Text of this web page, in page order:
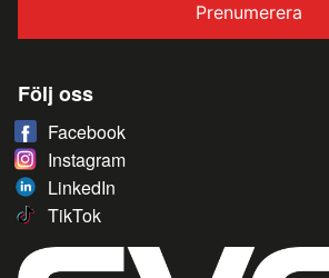
Prenumerera
Följ oss
Facebook
Instagram
LinkedIn
TikTok